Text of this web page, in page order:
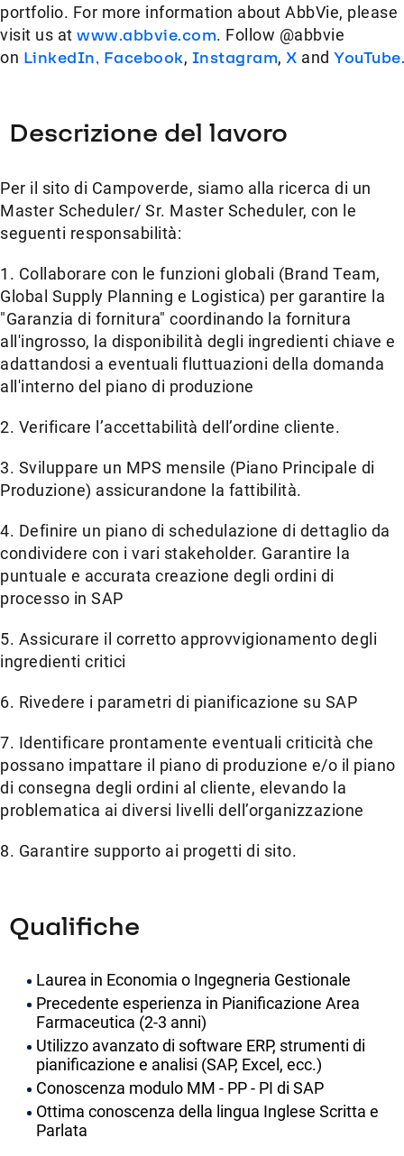
portfolio. For more information about AbbVie, please
visit us at www.abbvie.com. Follow @abbvie
on LinkedIn, Facebook, Instagram, X and YouTube.
Descrizione del lavoro
Per il sito di Campoverde, siamo alla ricerca di un
Master Scheduler/ Sr. Master Scheduler, con le
seguenti responsabilità:
1. Collaborare con le funzioni globali (Brand Team,
Global Supply Planning e Logistica) per garantire la
"Garanzia di fornitura" coordinando la fornitura
all'ingrosso, la disponibilità degli ingredienti chiave e
adattandosi a eventuali fluttuazioni della domanda
all'interno del piano di produzione
2. Verificare l’accettabilità dell’ordine cliente.
3. Sviluppare un MPS mensile (Piano Principale di
Produzione) assicurandone la fattibilità.
4. Definire un piano di schedulazione di dettaglio da
condividere con i vari stakeholder. Garantire la
puntuale e accurata creazione degli ordini di
processo in SAP
5. Assicurare il corretto approvvigionamento degli
ingredienti critici
6. Rivedere i parametri di pianificazione su SAP
7. Identificare prontamente eventuali criticità che
possano impattare il piano di produzione e/o il piano
di consegna degli ordini al cliente, elevando la
problematica ai diversi livelli dell’organizzazione
8. Garantire supporto ai progetti di sito.
Qualifiche
Laurea in Economia o Ingegneria Gestionale
Precedente esperienza in Pianificazione Area
Farmaceutica (2-3 anni)
Utilizzo avanzato di software ERP, strumenti di
pianificazione e analisi (SAP, Excel, ecc.)
Conoscenza modulo MM - PP - PI di SAP
Ottima conoscenza della lingua Inglese Scritta e
Parlata